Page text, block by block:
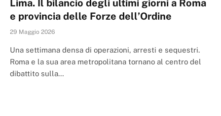
Lima. Il bilancio degli ultimi giorni a Roma
e provincia delle Forze dell’Ordine
29 Maggio 2026
Una settimana densa di operazioni, arresti e sequestri.
Roma e la sua area metropolitana tornano al centro del
dibattito sulla…